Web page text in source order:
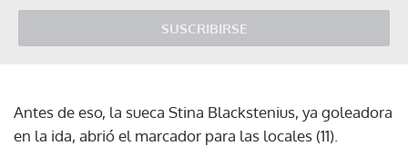
SUSCRIBIRSE
Antes de eso, la sueca Stina Blackstenius, ya goleadora
en la ida, abrió el marcador para las locales (11).